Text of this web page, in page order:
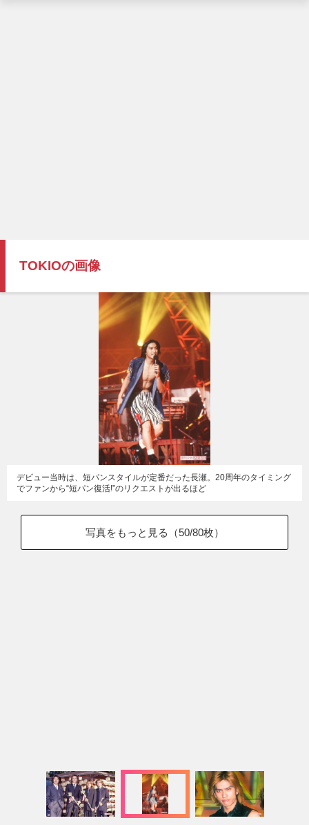
TOKIOの画像
デビュー当時は、短パンスタイルが定番だった長瀬。20周年のタイミング
でファンから“短パン復活!”のリクエストが出るほど
写真をもっと見る（50/80枚）